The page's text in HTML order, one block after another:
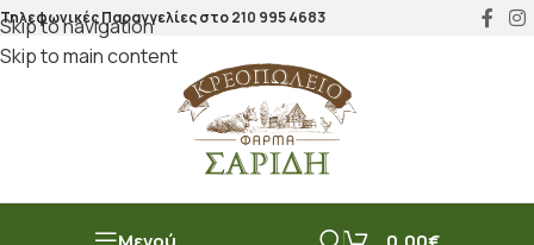
Skip to navigation
Skip to main content
Τηλεφωνικές Παραγγελίες στο210 995 4683